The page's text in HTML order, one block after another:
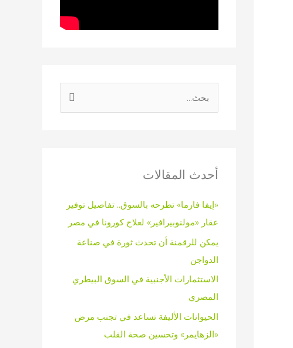
ث
ن
:
أحدث المقالات
«إيفا فارما» تطرحه بالسوق.. تفاصيل توفير
عقار «مولنوبيرافير» لعلاج كورونا في مصر
يمكن للرقمنة أن تحدث ثورة في صناعة
الدواجن
الاستثمارات الأجنبية في السوق البيطري
المصري
الحيوانات الأليفة تساعد في تجنب مرض
«الزهايمر» وتحسين صحة القلب